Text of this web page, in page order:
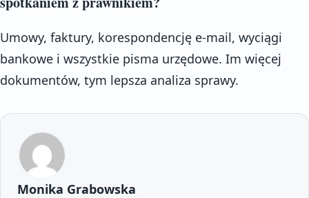
Umowy, faktury, korespondencję e-mail, wyciągi
bankowe i wszystkie pisma urzędowe. Im więcej
dokumentów, tym lepsza analiza sprawy.
Monika Grabowska